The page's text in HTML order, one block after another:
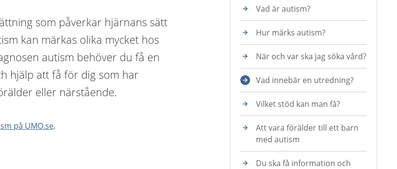
som påverkar hjärnans sätt
kan märkas olika mycket hos
autism behöver du få en
hjälp att få för dig som har
eller närstående.
på UMO.se.
Vad är autism?
Hur märks autism?
När och var ska jag söka vård?
Vad innebär en utredning?
Vilket stöd kan man få?
Att vara förälder till ett barn
med autism
Du ska få information och